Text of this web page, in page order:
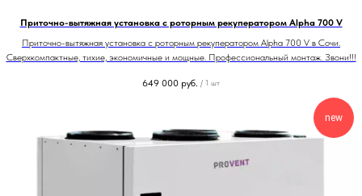
Приточно-вытяжная установка с роторным рекуператором Alpha 700 V
Приточно-вытяжная установка с роторным рекуператором Alpha 700 V в Сочи.
Сверхкомпактные, тихие, экономичные и мощные. Профессиональный монтаж. Звони!!!
649 000 руб. / 1 шт
new